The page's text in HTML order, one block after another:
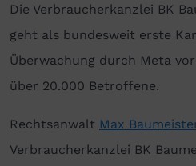
Die Verbraucherkanzlei BK
geht als bundesweit erste
Überwachung durch Meta
über 20.000 Betroffene.
Rechtsanwalt Max
Verbraucherkanzlei BK